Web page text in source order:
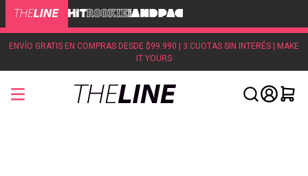
ENVÍO GRATIS EN COMPRAS DESDE $99.990 | 3 CUOTAS SIN INTERÉS | MAKE
IT YOURS